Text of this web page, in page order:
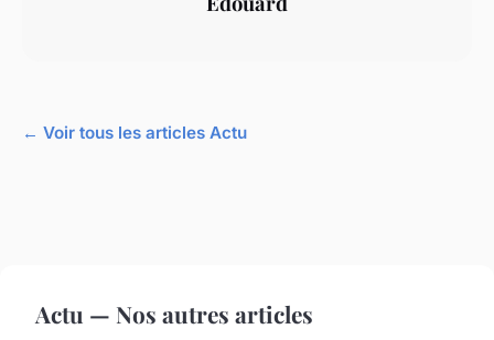
← Voir tous les articles Actu
Actu — Nos autres articles